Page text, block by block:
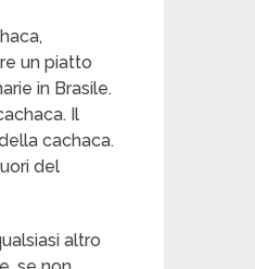
un piatto
in Brasile.
Il
cachaca.
del
altro